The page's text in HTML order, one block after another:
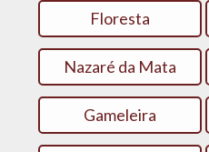
Floresta
Nazaré da Mata
Gameleira